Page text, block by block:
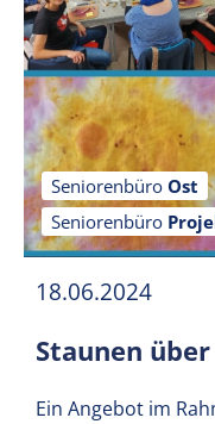
Seniorenbüro Ost
Seniorenbüro
18.06.2024
Staunen
Ein Angebot im